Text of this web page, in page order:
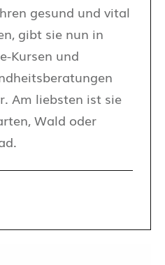
gesund und vital
gibt sie nun in
Kursen und
Am liebsten ist sie
Wald oder